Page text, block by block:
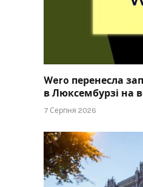
Wero перенесла
в Люксембурзі на
7 Серпня 2026